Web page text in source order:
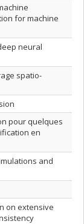
for machine
neural
spatio-
pour quelques
en
and
on extensive